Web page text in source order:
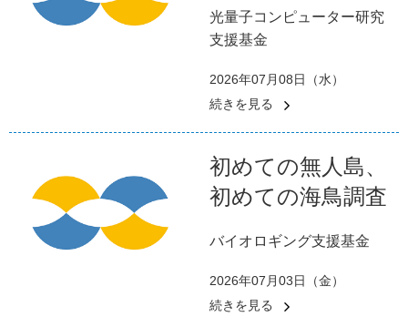
光量子コンピューター研究
支援基金
2026年07月08日（水）
続きを見る
初めての無人島、
初めての海鳥調査
バイオロギング支援基金
2026年07月03日（金）
続きを見る